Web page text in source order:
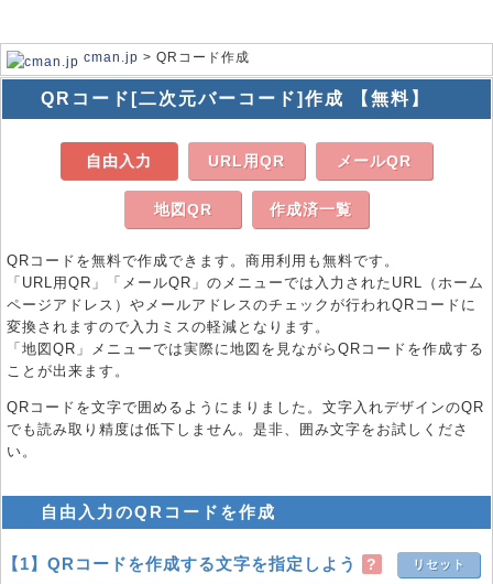
cman.jp > QRコード作成
QRコード[二次元バーコード]作成 【無料】
自由入力 URL用QR メールQR
地図QR 作成済一覧
QRコードを無料で作成できます。商用利用も無料です。
「URL用QR」「メールQR」のメニューでは入力されたURL（ホーム
ページアドレス）やメールアドレスのチェックが行われQRコードに
変換されますので入力ミスの軽減となります。
「地図QR」メニューでは実際に地図を見ながらQRコードを作成する
ことが出来ます。
QRコードを文字で囲めるようにまりました。文字入れデザインのQR
でも読み取り精度は低下しません。是非、囲み文字をお試しくださ
い。
自由入力のQRコードを作成
【1】QRコードを作成する文字を指定しよう ? リセット